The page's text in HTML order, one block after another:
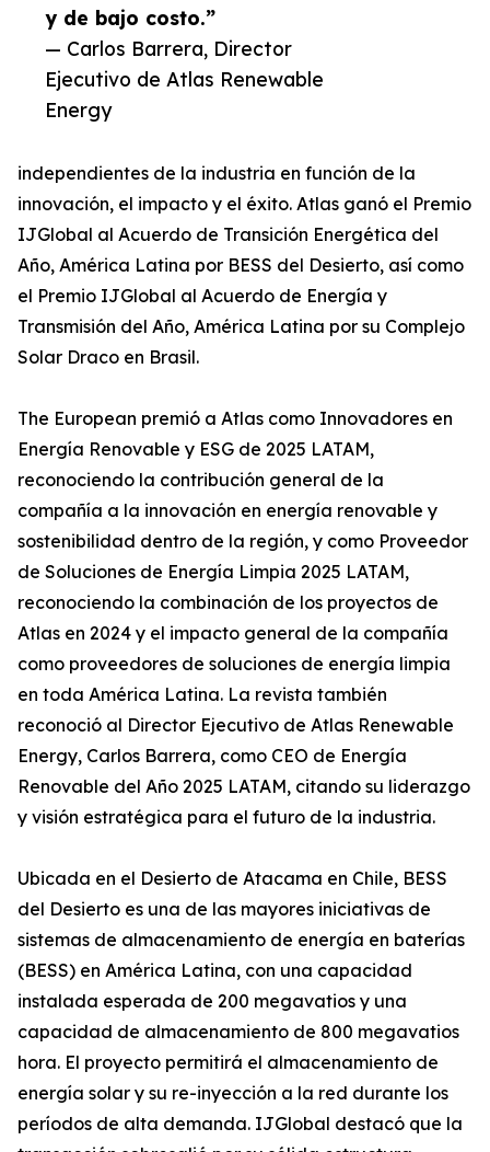
y de bajo costo.”
— Carlos Barrera, Director
Ejecutivo de Atlas Renewable
Energy
independientes de la industria en función de la
innovación, el impacto y el éxito. Atlas ganó el Premio
IJGlobal al Acuerdo de Transición Energética del
Año, América Latina por BESS del Desierto, así como
el Premio IJGlobal al Acuerdo de Energía y
Transmisión del Año, América Latina por su Complejo
Solar Draco en Brasil.
The European premió a Atlas como Innovadores en
Energía Renovable y ESG de 2025 LATAM,
reconociendo la contribución general de la
compañía a la innovación en energía renovable y
sostenibilidad dentro de la región, y como Proveedor
de Soluciones de Energía Limpia 2025 LATAM,
reconociendo la combinación de los proyectos de
Atlas en 2024 y el impacto general de la compañía
como proveedores de soluciones de energía limpia
en toda América Latina. La revista también
reconoció al Director Ejecutivo de Atlas Renewable
Energy, Carlos Barrera, como CEO de Energía
Renovable del Año 2025 LATAM, citando su liderazgo
y visión estratégica para el futuro de la industria.
Ubicada en el Desierto de Atacama en Chile, BESS
del Desierto es una de las mayores iniciativas de
sistemas de almacenamiento de energía en baterías
(BESS) en América Latina, con una capacidad
instalada esperada de 200 megavatios y una
capacidad de almacenamiento de 800 megavatios
hora. El proyecto permitirá el almacenamiento de
energía solar y su re-inyección a la red durante los
períodos de alta demanda. IJGlobal destacó que la